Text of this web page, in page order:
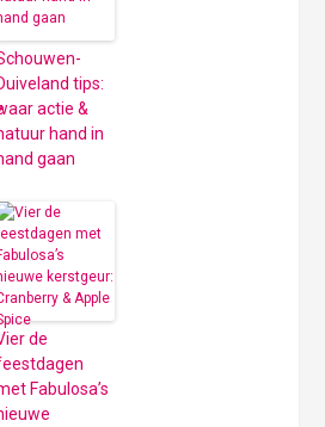
tips:
actie &
hand in
gaan
de
Fabulosa’s